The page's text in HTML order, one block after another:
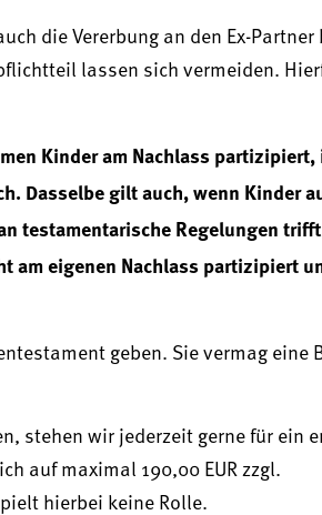
die Vererbung an den Ex-Partner
lassen sich vermeiden.
Kinder am Nachlass
Dasselbe gilt auch, wenn Kinder
testamentarische Regelungen
am eigenen Nachlass partizipiert
geben. Sie vermag eine
stehen wir jederzeit gerne für ein
auf maximal 190,00 EUR zzgl.
hierbei keine Rolle.